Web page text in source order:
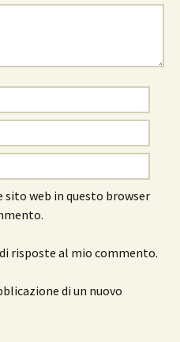
sito web in questo browser
risposte al mio commento.
di un nuovo